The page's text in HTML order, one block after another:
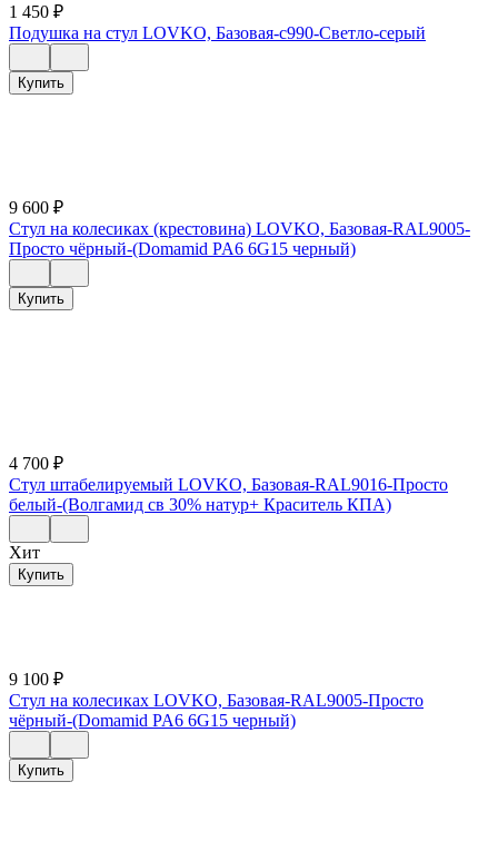
1 450 ₽
Подушка на стул LOVKO, Базовая-c990-Светло-серый
Купить
9 600 ₽
Стул на колесиках (крестовина) LOVKO, Базовая-RAL9005-
Просто чёрный-(Domamid PA6 6G15 черный)
Купить
4 700 ₽
Стул штабелируемый LOVKO, Базовая-RAL9016-Просто
белый-(Волгамид св 30% натур+ Краситель КПА)
Хит
Купить
9 100 ₽
Стул на колесиках LOVKO, Базовая-RAL9005-Просто
чёрный-(Domamid PA6 6G15 черный)
Купить